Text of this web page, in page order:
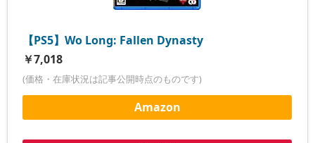
【PS5】Wo Long: Fallen Dynasty
￥7,018
(価格・在庫状況は記事公開時点のものです)
Amazon